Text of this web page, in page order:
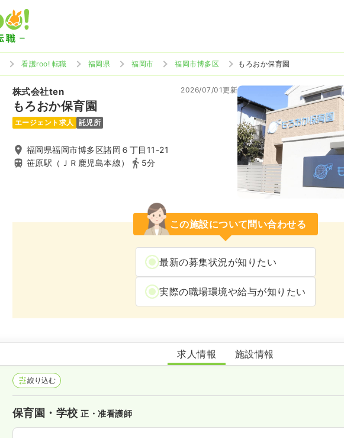
看護roo! 転職 福岡県 福岡市 福岡市博多区 もろおか保育園
株式会社ten
もろおか保育園
2026/07/01更新
エージェント求人 託児所
福岡県福岡市博多区諸岡６丁目11-21
笹原駅（ＪＲ鹿児島本線）
5分
この施設について問い合わせる
最新の募集状況が知りたい
実際の職場環境や給与が知りたい
もろおか保育園
求人情報 施設情報
絞り込む
保育園・学校正・准看護師